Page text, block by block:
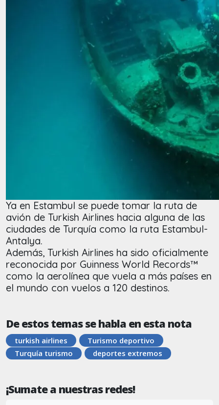
Ya en Estambul se puede tomar la ruta de
avión de Turkish Airlines hacia alguna de las
ciudades de Turquía como la ruta Estambul-
Antalya.
Además, Turkish Airlines ha sido oficialmente
reconocida por Guinness World Records™
como la aerolínea que vuela a más países en
el mundo con vuelos a 120 destinos.
De estos temas se habla en esta nota
turkish airlines
Turismo deportivo
Turquía turismo
deportes extremos
¡Sumate a nuestras redes!